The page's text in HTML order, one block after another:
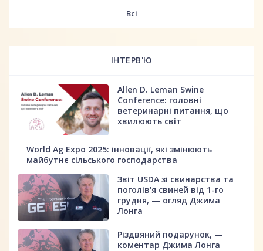
Всі
ІНТЕРВ'Ю
Allen D. Leman Swine
Conference: головні
ветеринарні питання, що
хвилюють світ
World Ag Expo 2025: інновації, які змінюють
майбутнє сільського господарства
Звіт USDA зі свинарства та
поголів'я свиней від 1-го
грудня, — огляд Джима
Лонга
Різдвяний подарунок, —
коментар Джима Лонга